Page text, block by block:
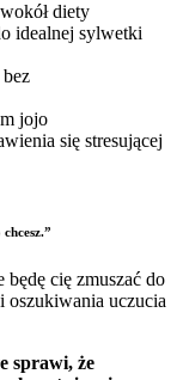
diety
idealnej sylwetki
jojo
się stresującej
cię zmuszać do
oszukiwania uczucia
sprawi, że